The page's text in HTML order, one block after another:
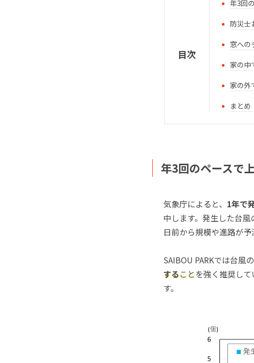
目次
年3回
防災士
窓への
家の中
家の外
まとめ
年3回のペースで
気象庁によると、 1年で
中します。発生した台
日前から規模や進路が予
SAIBOU PARKでは台風
することを強く推奨し
す。